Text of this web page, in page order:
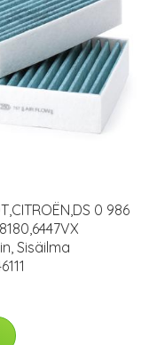
0 986
Sisäilma